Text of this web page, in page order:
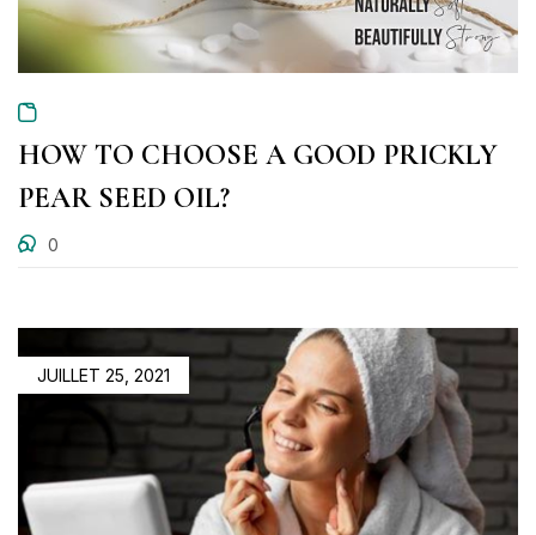
HOW TO CHOOSE A GOOD PRICKLY
PEAR SEED OIL?
0
JUILLET 25, 2021